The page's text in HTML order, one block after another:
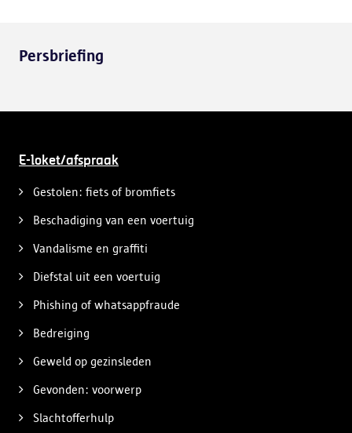
Persbriefing
E-loket/afspraak
Gestolen: fiets of bromfiets
Beschadiging van een voertuig
Vandalisme en graffiti
Diefstal uit een voertuig
Phishing of whatsappfraude
Bedreiging
Geweld op gezinsleden
Gevonden: voorwerp
Slachtofferhulp